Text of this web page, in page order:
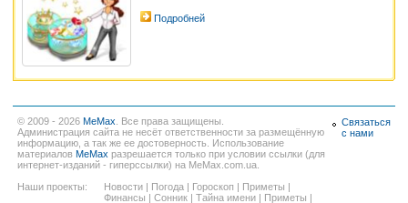
Подробней
© 2009 - 2026 MeMax . Все права защищены.
Администрация сайта не несёт ответственности за размещённую
информацию, а так же ее достоверность. Использование
материалов MeMax разрешается только при условии ссылки (для
интернет-изданий - гиперссылки) на MeMax.com.ua.
Наши проекты:
Новости Погода Гороскоп Приметы
Финансы
Сонник Тайна имени Приметы
Связаться
с нами